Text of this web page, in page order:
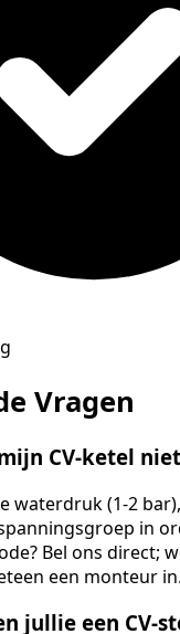
Vragen
CV-ketel
waterdruk (1-2
in
Bel ons direct;
een monteur in.
jullie een CV-